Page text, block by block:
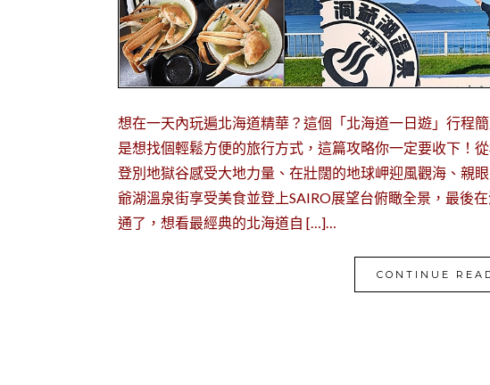
想在一天內玩遍北海道精華？這個「北海道一日遊」行程
是想找個輕鬆方便的旅行方式，這篇攻略你一定要收下！
登別地獄谷感受大地力量、在壯闊的地球岬迎風觀海、親
爺湖溫泉街享受美食並登上SAIRO展望台俯瞰全景，最後
通了，想看最經典的北海道自 […]…
CONTINUE